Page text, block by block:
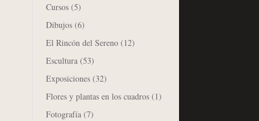
Cursos (5)
Dibujos (6)
El Rincón del Sereno (12)
Escultura (53)
Exposiciones (32)
Flores y plantas en los cuadros (1)
Fotografía (7)